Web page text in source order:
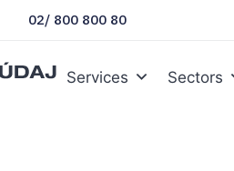
02/ 800 800 80
Services Sectors